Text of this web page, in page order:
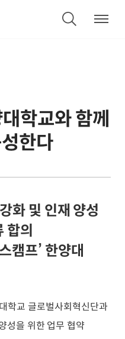
학교와 함께
한다
화 및 인재 양성
합의
캠프’ 한양대
학교 글로벌사회혁신단과
성을 위한 업무 협약